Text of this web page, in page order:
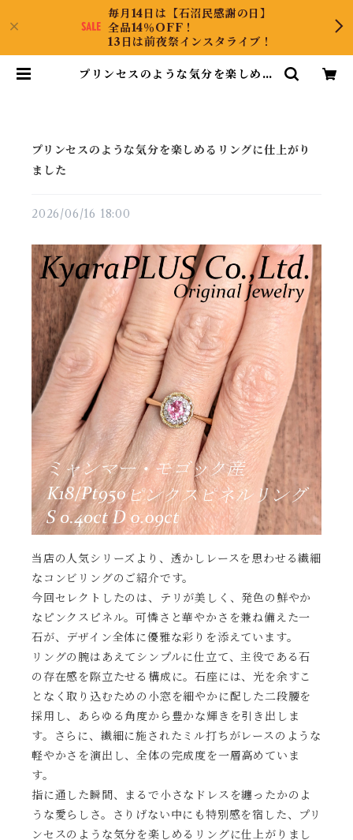
毎月14日は【石沼民感謝の日】
全品14％OFF！
13日は前夜祭インスタライブ！
プリンセスのような気分を楽しめる
プリンセスのような気分を楽しめるリングに仕上がり
ました
2026/06/16 18:00
当店の人気シリーズより、透かしレースを思わせる繊細
なコンビリングのご紹介です。
今回セレクトしたのは、テリが美しく、発色の鮮やか
なピンクスピネル。可憐さと華やかさを兼ね備えた一
石が、デザイン全体に優雅な彩りを添えています。
リングの腕はあえてシンプルに仕立て、主役である石
の存在感を際立たせる構成に。石座には、光を余すこ
となく取り込むための小窓を細やかに配した二段腰を
採用し、あらゆる角度から豊かな輝きを引き出しま
す。さらに、繊細に施されたミル打ちがレースのような
軽やかさを演出し、全体の完成度を一層高めていま
す。
指に通した瞬間、まるで小さなドレスを纏ったかのよ
うな愛らしさ。さりげない中にも特別感を宿した、プリ
ンセスのような気分を楽しめるリングに仕上がりまし